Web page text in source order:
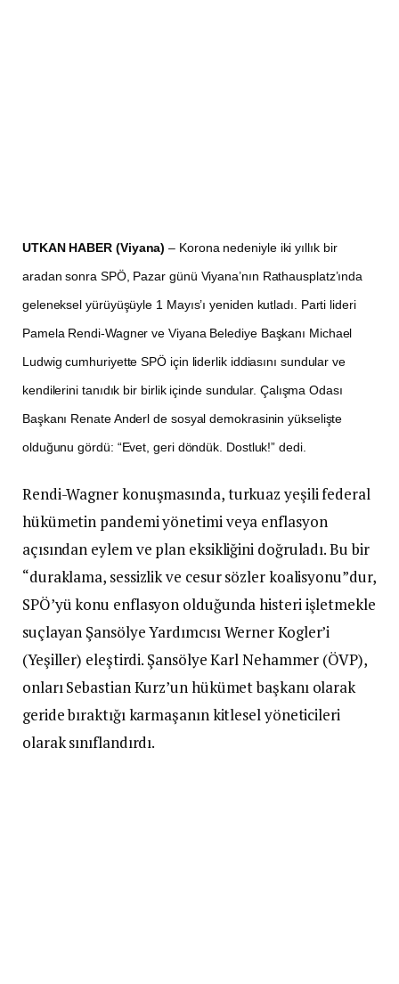
UTKAN HABER (Viyana) – Korona nedeniyle iki yıllık bir
aradan sonra SPÖ, Pazar günü Viyana’nın Rathausplatz’ında
geleneksel yürüyüşüyle 1 Mayıs’ı yeniden kutladı. Parti lideri
Pamela Rendi-Wagner ve Viyana Belediye Başkanı Michael
Ludwig cumhuriyette SPÖ için liderlik iddiasını sundular ve
kendilerini tanıdık bir birlik içinde sundular. Çalışma Odası
Başkanı Renate Anderl de sosyal demokrasinin yükselişte
olduğunu gördü: “Evet, geri döndük. Dostluk!” dedi.
Rendi-Wagner konuşmasında, turkuaz yeşili federal
hükümetin pandemi yönetimi veya enflasyon
açısından eylem ve plan eksikliğini doğruladı. Bu bir
“duraklama, sessizlik ve cesur sözler koalisyonu”dur,
SPÖ’yü konu enflasyon olduğunda histeri işletmekle
suçlayan Şansölye Yardımcısı Werner Kogler’i
(Yeşiller) eleştirdi. Şansölye Karl Nehammer (ÖVP),
onları Sebastian Kurz’un hükümet başkanı olarak
geride bıraktığı karmaşanın kitlesel yöneticileri
olarak sınıflandırdı.